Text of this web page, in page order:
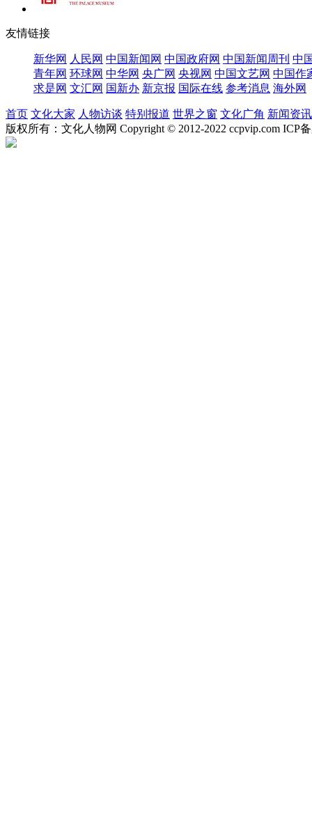
友情链接
新华网 人民网 中国新闻网 中国政府网 中国新闻周刊 中
青年网 环球网 中华网 央广网 央视网 中国文艺网 中国作
求是网 文汇网 国新办 新京报 国际在线 参考消息 海外网
首页 文化大家 人物访谈 特别报道 世界之窗 文化广角 新闻资讯
版权所有：文化人物网 Copyright © 2012-2022 ccpvip.com ICP